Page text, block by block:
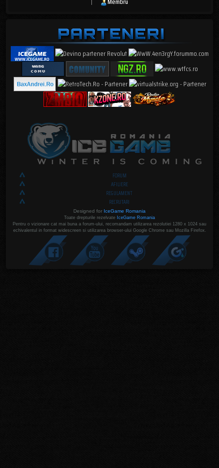
FORUM
AFILIERE
REGULAMENT
RECRUTARI
Designed for IceGame Romania
Toate drepturile rezelvate IceGame Romania
Pentru o vizionare cat mai buna a forum-ului, recomandam utilizarea rezolutiei 1280 x 1024 sau
echivalentul in format widescreen si utilizarea browser-ului Google Chrome sau Mozilla Firefox.